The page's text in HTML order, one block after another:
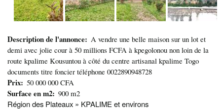
Description de l'annonce
A vendre une belle maison sur un lot et
demi avec jolie cour à 50 millions FCFA à kpegolonou non loin de la
route kpalime Kousuntou à côté du centre artisanal kpalime Togo
documents titre foncier téléphone 0022890948728
Prix 50 000 000 CFA
Surface en m2 900 m2
Région des Plateaux » KPALIME et environs